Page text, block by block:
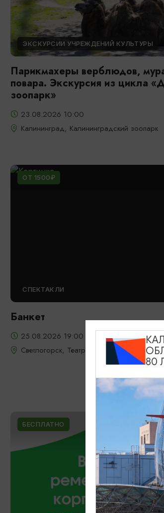
ЭКСКУРСИИ УЧРЕЖДЕНИЙ КУЛЬТУРЫ
Парикмахеры верблюдов,
повара. Экскурсия из цикла
зоопарк»
23.08.2026 10:00
Калининград, Калининградский зоопарк
ОТ 1500₽
СПЕКТАКЛИ
Банкет
25.08.2026 19:00
Светлогорск, Театр эстрады «Янтарь-
БЕСПЛАТНО
80